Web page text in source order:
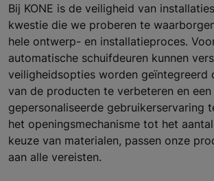
Bij KONE is de veiligheid van
kwestie die we proberen te
hele ontwerp- en installatieproces.
automatische schuifdeuren kunnen
veiligheidsopties worden geïntegreerd
van de producten te verbeteren en
gepersonaliseerde gebruikerservaring
het openingsmechanisme tot het
keuze van materialen, passen onze
aan alle vereisten.